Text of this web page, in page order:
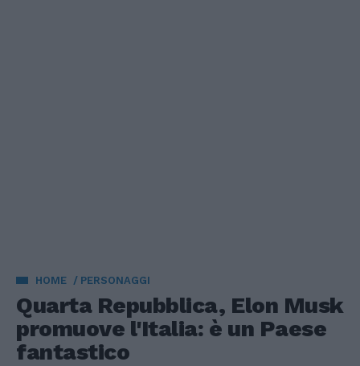
HOME PERSONAGGI
Quarta Repubblica, Elon Musk
promuove l'Italia: è un Paese
fantastico